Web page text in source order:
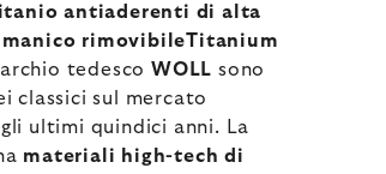
antiaderenti di alta
rimovibileTitanium
tedesco WOLL sono
classici sul mercato
ultimi quindici anni. La
materiali high-tech di